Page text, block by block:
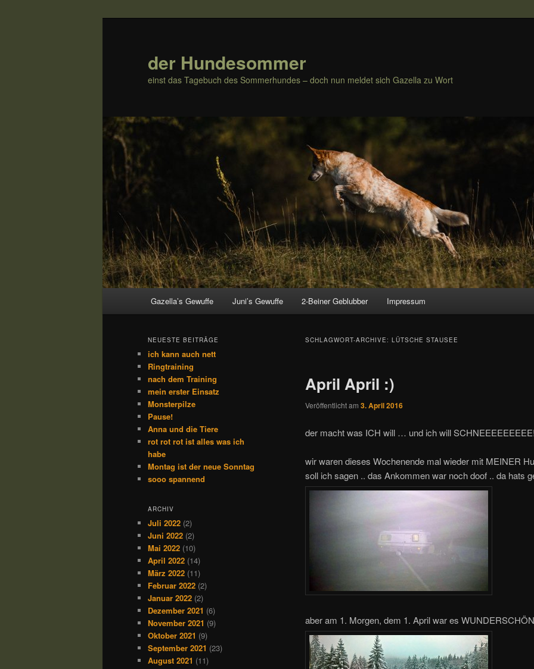
der Hundesommer
einst das Tagebuch des Sommerhundes – doch nun meldet sich Gazella zu Wort
Gazella’s Gewuffe Juni’s Gewuffe 2-Beiner Geblubber Impressum
SCHLAGWORT-ARCHIVE: LÜTSCHE STAUSEE
April April :)
Veröffentlicht am 3. April 2016
der macht was ICH will … und ich will
wir waren dieses Wochenende mal wieder mit MEINER
soll ich sagen .. das Ankommen war noch doof .. da hats
aber am 1. Morgen, dem 1. April war es
NEUESTE BEITRÄGE
ich kann auch nett
Ringtraining
nach dem Training
mein erster Einsatz
Monsterpilze
Pause!
Anna und die Tiere
rot rot rot ist alles was ich
habe
Montag ist der neue Sonntag
sooo spannend
ARCHIV
Juli 2022 (2)
Juni 2022 (2)
Mai 2022 (10)
April 2022 (14)
März 2022 (11)
Februar 2022 (2)
Januar 2022 (2)
Dezember 2021 (6)
November 2021 (9)
Oktober 2021 (9)
September 2021 (23)
August 2021 (11)